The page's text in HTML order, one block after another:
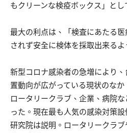
もクリーンな検疫ボックス」とし
最大の利点は、「検査にあたる
されず安全に検体を採取出来る
新型コロナ感染者の急増により
置動向が広がっている現状のな
ロータリークラブ、企業、病院
った。現在最も人気の感染対策
研究院は説明。ロータリークラ